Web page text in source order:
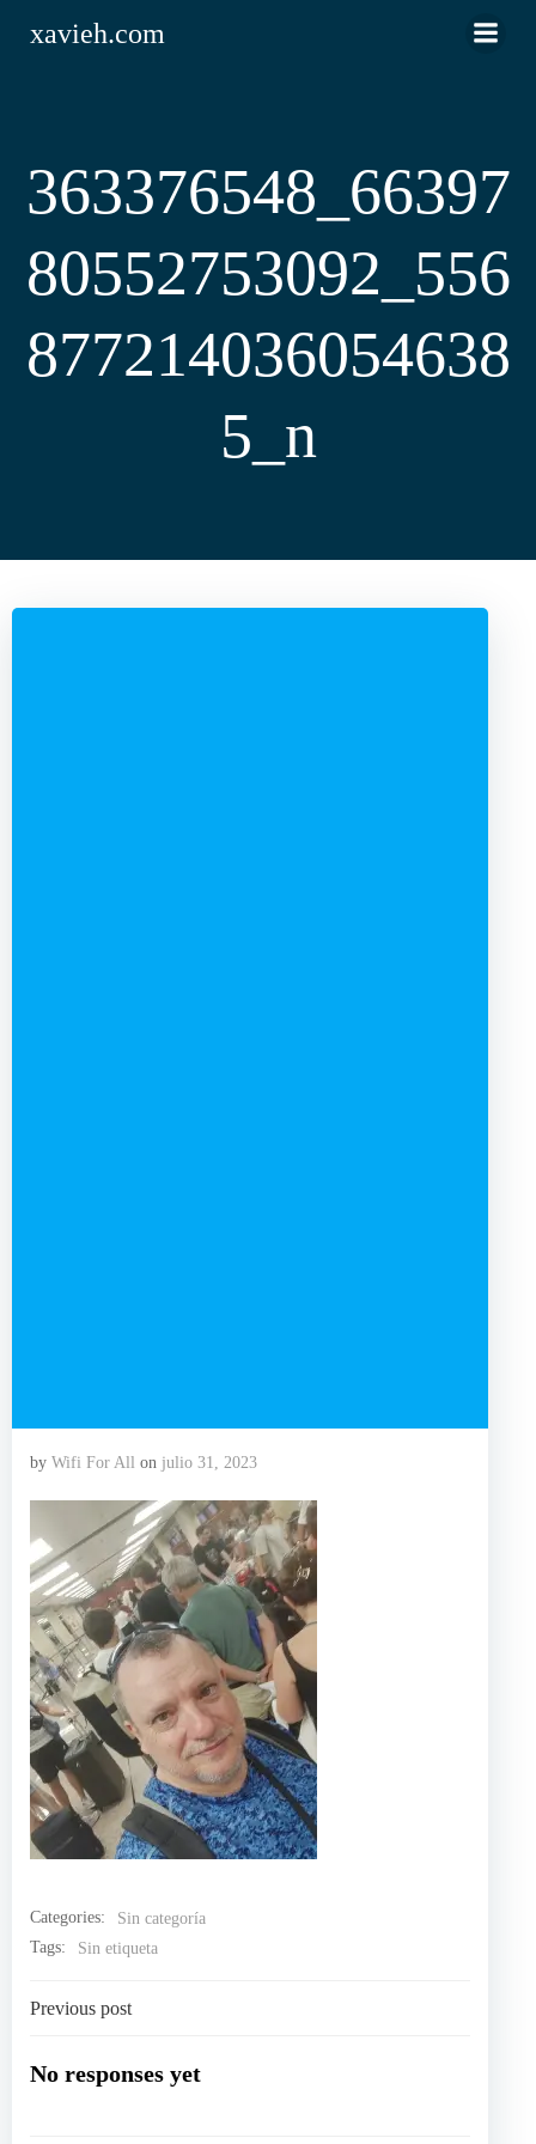
xavieh.com
363376548_66397
80552753092_556
877214036054638
5_n
by Wifi For All on julio 31, 2023
Categories:
Sin categoría
Tags:
Sin etiqueta
Navegación
por
Previous post
No responses yet